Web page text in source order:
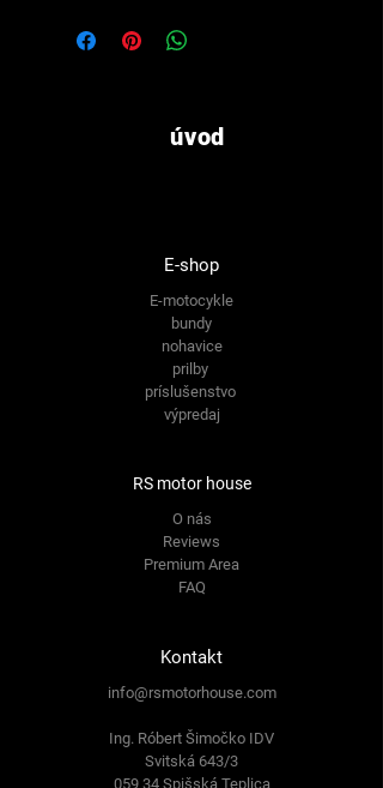
úvod
E-shop
E-motocykle
bundy
nohavice
prilby
príslušenstvo
výpredaj
RS motor house
O nás
Reviews
Premium Area
FAQ
Kontakt
info@rsmotorhouse.com
Ing. Róbert Šimočko IDV
Svitská 643/3
059 34 Spišská Teplica